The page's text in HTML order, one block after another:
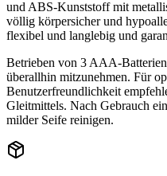
und ABS-Kunststoff mit
völlig körpersicher und
flexibel und langlebig und
Betrieben von 3 AAA-
überallhin mitzunehmen. Für
Benutzerfreundlichkeit
Gleitmittels. Nach Gebrauch
milder Seife reinigen.